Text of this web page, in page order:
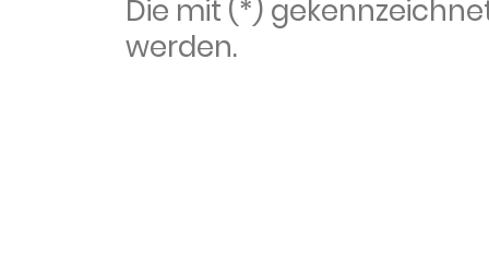
Die mit (*)
werden.